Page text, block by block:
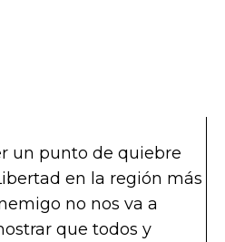
un punto de quiebre
en la región más
no nos va a
que todos y